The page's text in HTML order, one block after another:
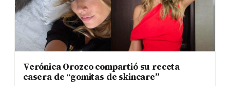
Verónica Orozco compartió su receta
casera de “gomitas de skincare”